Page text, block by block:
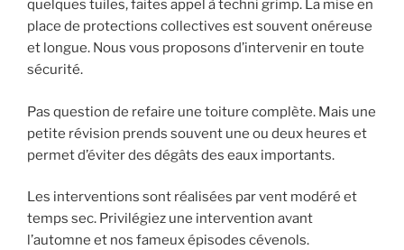
quelques tuiles, faites appel à techni grimp. La mise en
place de protections collectives est souvent onéreuse
et longue. Nous vous proposons d’intervenir en toute
sécurité.
Pas question de refaire une toiture complète. Mais une
petite révision prends souvent une ou deux heures et
permet d’éviter des dégâts des eaux importants.
Les interventions sont réalisées par vent modéré et
temps sec. Privilégiez une intervention avant
l’automne et nos fameux épisodes cévenols.